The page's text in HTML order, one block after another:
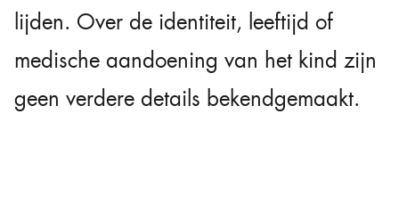
lijden. Over de identiteit, leeftijd of
medische aandoening van het kind zijn
geen verdere details bekendgemaakt.